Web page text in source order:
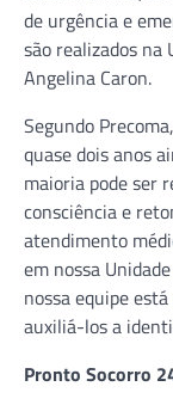
de urgência e
são realizados na
Angelina Caron.
Segundo
quase dois anos
maioria pode ser
consciência e
atendimento
em nossa
nossa equipe
auxiliá-los a
Pronto Socorro